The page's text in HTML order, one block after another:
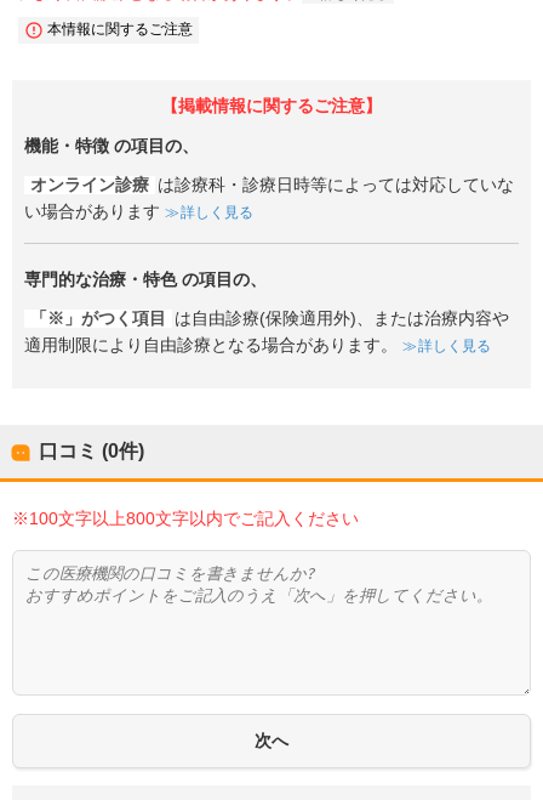
本情報に関するご注意
【掲載情報に関するご注意】
機能・特徴 の項目の、
オンライン診療 は診療科・診療日時等によっては対応していな
い場合があります
詳しく見る
専門的な治療・特色の項目の、
「※」がつく項目
は自由診療(保険適用外)、または治療内容や
適用制限により自由診療となる場合があります。
詳しく見る
口コミ (0件)
※100文字以上800文字以内でご記入ください